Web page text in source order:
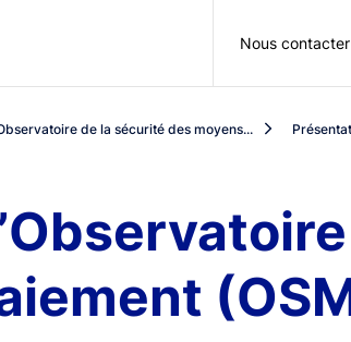
Nous contacter
de la sécurité des moyens...